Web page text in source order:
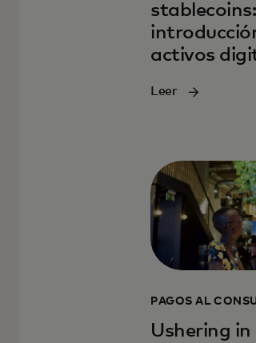
activos
Leer
PAGOS AL
Ushering in